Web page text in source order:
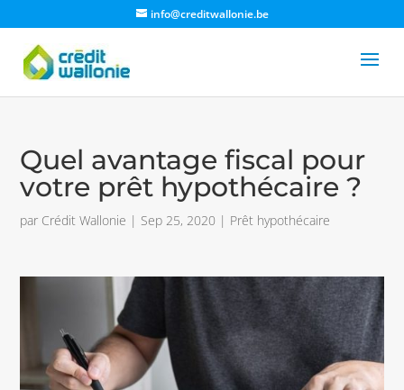
info@creditwallonie.be
Quel avantage fiscal pour
votre prêt hypothécaire ?
par Crédit Wallonie | Sep 25, 2020 | Prêt hypothécaire